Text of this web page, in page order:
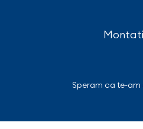
Speram ca te-am